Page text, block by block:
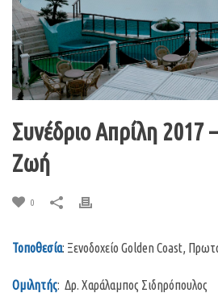
Συνέδριο Απρίλη 2017
Ζωή
0
Τοποθεσία: Ξενοδοχείο Golden Coast,
Ομιλητής: Δρ. Χαράλαμπος Σιδηρόπουλος